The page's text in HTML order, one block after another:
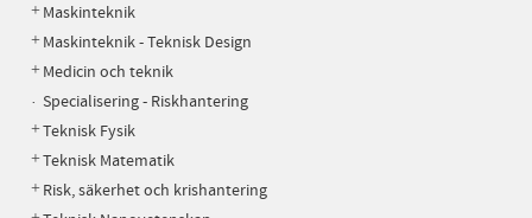
Maskinteknik
Maskinteknik - Teknisk Design
Medicin och teknik
Specialisering - Riskhantering
Teknisk Fysik
Teknisk Matematik
Risk, säkerhet och krishantering